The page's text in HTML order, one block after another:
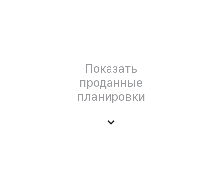
Показать
проданные
планировки
